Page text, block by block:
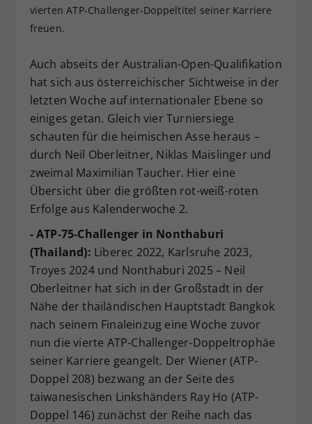
vierten ATP-Challenger-Doppeltitel seiner Karriere
freuen.
Auch abseits der Australian-Open-Qualifikation
hat sich aus österreichischer Sichtweise in der
letzten Woche auf internationaler Ebene so
einiges getan. Gleich vier Turniersiege
schauten für die heimischen Asse heraus –
durch Neil Oberleitner, Niklas Maislinger und
zweimal Maximilian Taucher. Hier eine
Übersicht über die größten rot-weiß-roten
Erfolge aus Kalenderwoche 2.
- ATP-75-Challenger in Nonthaburi
(Thailand): Liberec 2022, Karlsruhe 2023,
Troyes 2024 und Nonthaburi 2025 – Neil
Oberleitner hat sich in der Großstadt in der
Nähe der thailändischen Hauptstadt Bangkok
nach seinem Finaleinzug eine Woche zuvor
nun die vierte ATP-Challenger-Doppeltrophäe
seiner Karriere geangelt. Der Wiener (ATP-
Doppel 208) bezwang an der Seite des
taiwanesischen Linkshänders Ray Ho (ATP-
Doppel 146) zunächst der Reihe nach das
Zweck
Dieser Wert speichert Ihre Consent-
historische Speicherung Ihrer
vorgenommen Einstellungen, falls der
Webseiten-Betreiber dies eingestellt
hat.